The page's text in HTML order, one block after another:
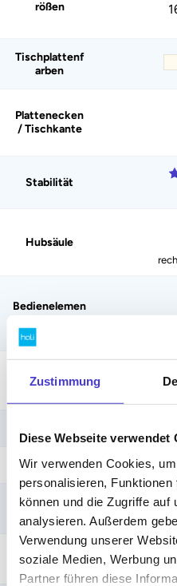
Zustimmung
Diese Webseite verwendet
Wir verwenden Cookies,
personalisieren,
können und die Zugriffe auf
analysieren. Außerdem
Verwendung unserer
soziale Medien, Werbung
Partner führen diese
rößen
Tischplattenf
arben
Plattenecken
/ Tischkante
Stabilität
Hubsäule
Bedienelemen
Reminder
Lieferung
Lieferzeit
Tischpaneel
möglich